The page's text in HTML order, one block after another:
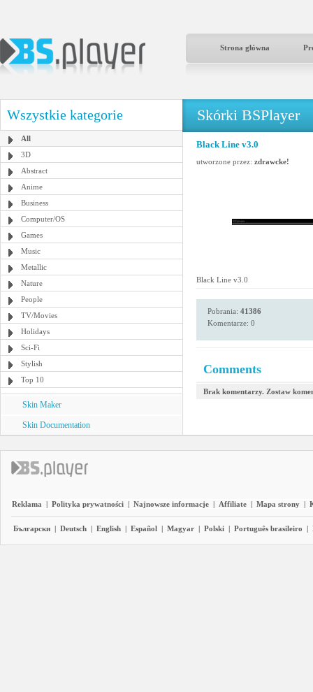
Strona główna
Wszystkie kategorie
All
3D
Abstract
Anime
Business
Computer/OS
Games
Music
Metallic
Nature
People
TV/Movies
Holidays
Sci-Fi
Stylish
Top 10
Skin Maker
Skin Documentation
Skórki BSPlayer
Black Line v3.0
utworzone przez: zdrawcke!
Black Line v3.0
Pobrania: 41386
Komentarze: 0
Comments
Brak komentarzy. Zostaw
Reklama | Polityka prywatności | Najnowsze informacje | Affiliate | Mapa strony |
Български | Deutsch | English | Español | Magyar | Polski | Português brasileiro |